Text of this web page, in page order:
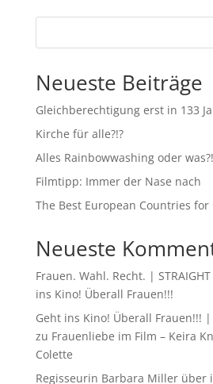
Neueste Beiträge
Gleichberechtigung erst in 133
Kirche für alle?!?
Alles Rainbowwashing oder was?!
Filmtipp: Immer der Nase nach
The Best European Countries for
Neueste
Frauen. Wahl. Recht. |
ins Kino! Überall Frauen!!!
Geht ins Kino! Überall Frauen!!! |
zu Frauenliebe im Film – Keira
Colette
Regisseurin Barbara Miller über